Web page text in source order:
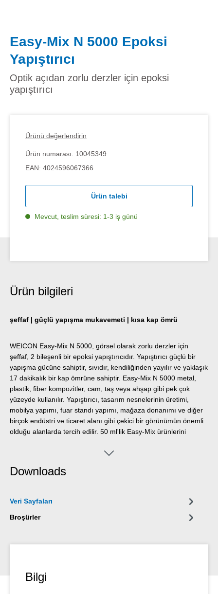
Easy-Mix N 5000 Epoksi
Yapıştırıcı
Optik açıdan zorlu derzler için epoksi
yapıştırıcı
Ürünü değerlendirin
Ürün numarası: 10045349
EAN: 4024596067366
Ürün talebi
Mevcut, teslim süresi: 1-3 iş günü
Ürün bilgileri
şeffaf | güçlü yapışma mukavemeti | kısa kap ömrü
WEICON Easy-Mix N 5000, görsel olarak zorlu derzler için
şeffaf, 2 bileşenli bir epoksi yapıştırıcıdır. Yapıştırıcı güçlü bir
yapışma gücüne sahiptir, sıvıdır, kendiliğinden yayılır ve yaklaşık
17 dakikalık bir kap ömrüne sahiptir. Easy-Mix N 5000 metal,
plastik, fiber kompozitler, cam, taş veya ahşap gibi pek çok
yüzeyde kullanılır. Yapıştırıcı, tasarım nesnelerinin üretimi,
mobilya yapımı, fuar standı yapımı, mağaza donanımı ve diğer
birçok endüstri ve ticaret alanı gibi çekici bir görünümün önemli
olduğu alanlarda tercih edilir. 50 ml'lik Easy-Mix ürünlerini
Downloads
Veri Sayfaları
Broşürler
Bilgi